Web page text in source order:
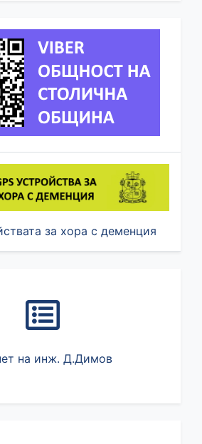
за хора с деменция
на инж. Д.Димов